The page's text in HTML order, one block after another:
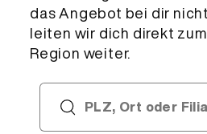
Deklaration
RAHM (Schweiz), Zucker,
(Schweiz), EIER (aus